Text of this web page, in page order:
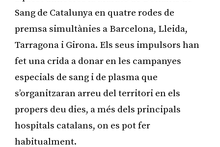
Sang de Catalunya en quatre rodes de
premsa simultànies a Barcelona, Lleida,
Tarragona i Girona. Els seus impulsors han
fet una crida a donar en les campanyes
especials de sang i de plasma que
s’organitzaran arreu del territori en els
propers deu dies, a més dels principals
hospitals catalans, on es pot fer
habitualment.